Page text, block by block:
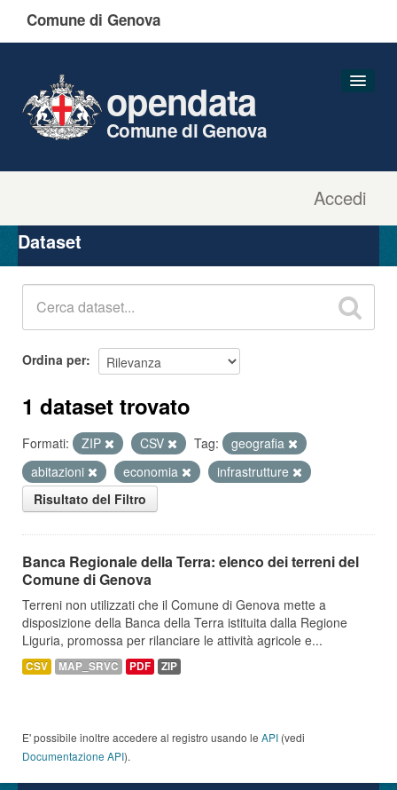
Comune di Genova
Accedi
opendata
Comune di Genova
Organizzazioni
Gruppi
Dataset
Ordina per
1 dataset trovato
Formati: ZIP CSV Tag:
geografia
abitazioni
economia
infrastrutture
Risultato del Filtro
Banca Regionale della Terra: elenco dei terreni del
Comune di Genova
Terreni non utilizzati che il Comune di Genova mette a
disposizione della Banca della Terra istituita dalla Regione
Liguria, promossa per rilanciare le attività agricole e...
CSV MAP_SRVC PDF ZIP
E' possibile inoltre accedere al registro usando le API (vedi
Documentazione API).